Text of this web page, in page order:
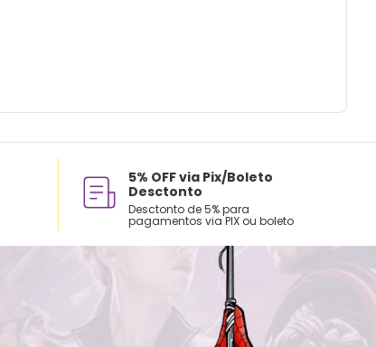
5% OFF via Pix/Boleto
Desctonto
Desctonto de 5% para
pagamentos via PIX ou boleto